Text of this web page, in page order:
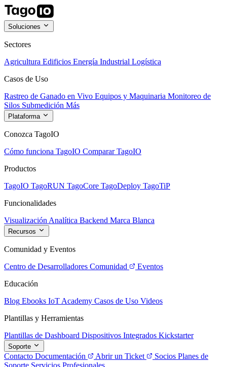
Soluciones
Sectores
Agricultura Edificios Energía Industrial Logística
Casos de Uso
Rastreo de Ganado en Vivo Equipos y Maquinaria Monitoreo de
Silos Submedición Más
Plataforma
Conozca TagoIO
Cómo funciona TagoIO Comparar TagoIO
Productos
TagoIO TagoRUN TagoCore TagoDeploy TagoTiP
Funcionalidades
Visualización Analítica Backend Marca Blanca
Recursos
Comunidad y Eventos
Centro de Desarrolladores Comunidad
Eventos
Educación
Blog Ebooks IoT Academy Casos de Uso Videos
Plantillas y Herramientas
Plantillas de Dashboard Dispositivos Integrados Kickstarter
Soporte
Contacto Documentación Abrir un Ticket Socios Planes de
Soporte Servicios Profesionales